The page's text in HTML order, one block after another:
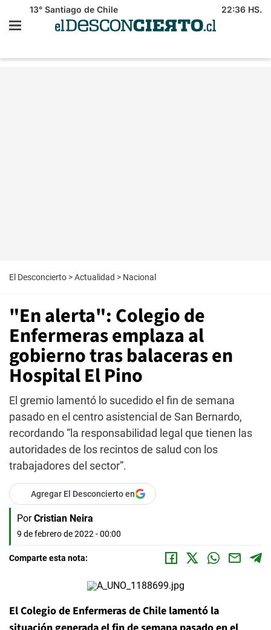
13° Santiago de Chile 22:36 HS.
El Desconcierto >Actualidad > Nacional
"En alerta": Colegio de
Enfermeras emplaza al
gobierno tras balaceras en
Hospital El Pino
El gremio lamentó lo sucedido el fin de semana
pasado en el centro asistencial de San Bernardo,
recordando “la responsabilidad legal que tienen las
autoridades de los recintos de salud con los
trabajadores del sector”.
Agregar El Desconcierto en
Por Cristian Neira
9 de febrero de 2022 - 00:00
Comparte esta nota:
El Colegio de Enfermeras de Chile lamentó la